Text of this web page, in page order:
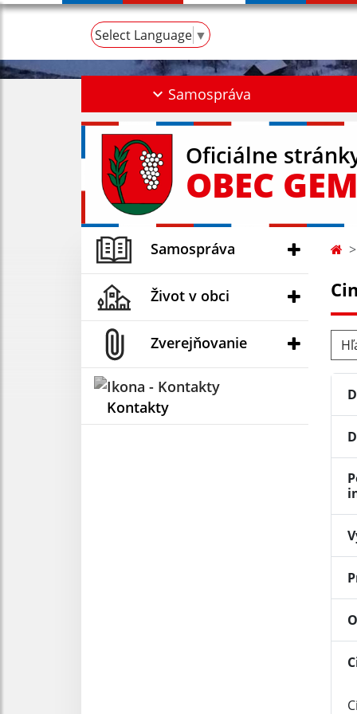
Select Language ▼
Samospráva
Oficiálne
OBEC
Samospráva
Život v obci
Zverejňovanie
Kontakty